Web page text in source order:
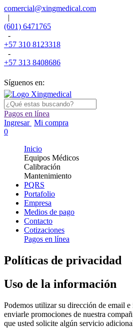
comercial@xingmedical.com
|
(601) 6471765
-
+57 310 8123318
-
+57 313 8408686
Síguenos en:
Pagos en línea
Ingresar Mi compra
0
Inicio
Equipos Médicos
Calibración
Mantenimiento
PQRS
Portafolio
Empresa
Medios de pago
Contacto
Cotizaciones
Pagos en línea
Políticas de privacidad
Uso de la información
Podemos utilizar su dirección de email
enviarle promociones de nuestra
que usted solicite algún servicio